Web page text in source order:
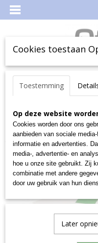
Inloggen Registreren
Home >Lamineren
Lamineerhoezen -
75mic Per100
Cookies toestaan
Toestemming
Op deze website
Cookies worden door ons
aanbieden van sociale
informatie en advertenties.
media-, advertentie- en
hoe u onze site gebruikt. Zij
combinatie met andere
door uw gebruik van hun
Later